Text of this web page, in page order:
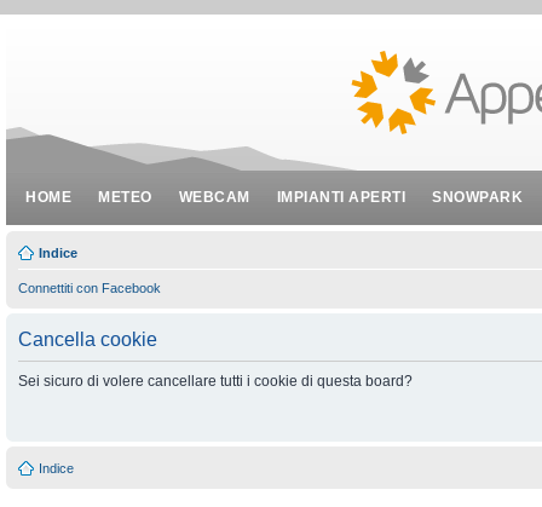
HOME METEO WEBCAM IMPIANTI APERTI SNOWPARK
Indice
Connettiti con Facebook
Cancella cookie
Sei sicuro di volere cancellare tutti i cookie di questa board?
Indice